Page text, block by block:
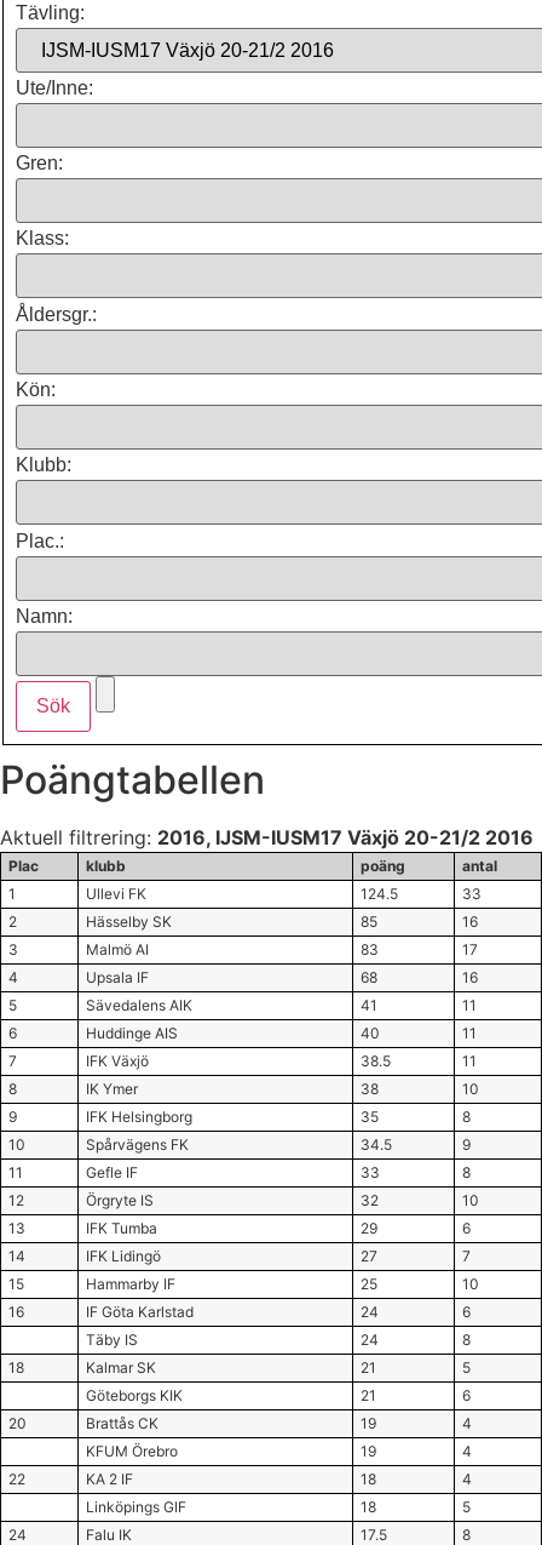
Tävling:
Ute/Inne:
Gren:
Klass:
Åldersgr.:
Kön:
Klubb:
Plac.:
Namn:
Poängtabellen
Aktuell filtrering: 2016, IJSM-IUSM17 Växjö 20-21/2 2016
Plac klubb poäng
antal
1
Ullevi FK 124.5
33
2
Hässelby SK 85
16
3
Malmö AI 83
17
4
Upsala IF 68
16
5
Sävedalens AIK 41
11
6
Huddinge AIS 40
11
7
IFK Växjö 38.5
11
8
IK Ymer 38
10
9
IFK Helsingborg 35
8
10
Spårvägens FK 34.5
9
11
Gefle IF 33
8
12
Örgryte IS 32
10
13
IFK Tumba 29
6
14
IFK Lidingö 27
7
15
Hammarby IF 25
10
16
IF Göta Karlstad 24
6
Täby IS
24
8
18
Kalmar SK 21
5
Göteborgs KIK
21
6
20
Brattås CK 19
4
KFUM Örebro
19
4
22
KA 2 IF 18
4
Linköpings GIF
18
5
24
Falu IK 17.5
8